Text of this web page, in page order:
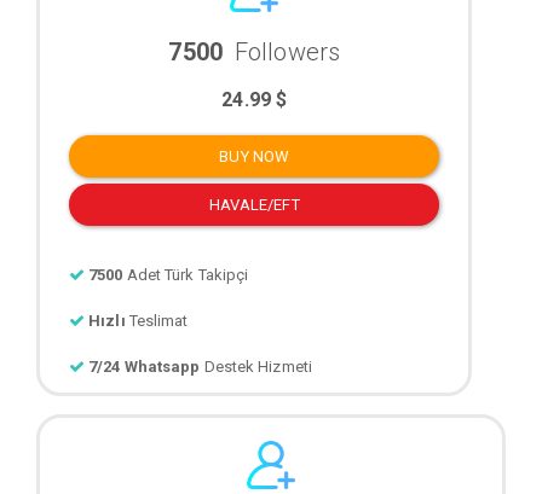
7500 Followers
24.99 $
BUY NOW
HAVALE/EFT
7500 Adet Türk Takipçi
Hızlı Teslimat
7/24 Whatsapp Destek Hizmeti